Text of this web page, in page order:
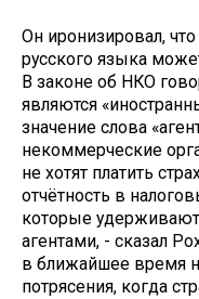
Он иронизировал,
русского языка
В законе об НКО
являются
значение слова
некоммерческие
не хотят платить
отчётность в
которые
агентами, - сказал
в ближайшее время
потрясения, когда